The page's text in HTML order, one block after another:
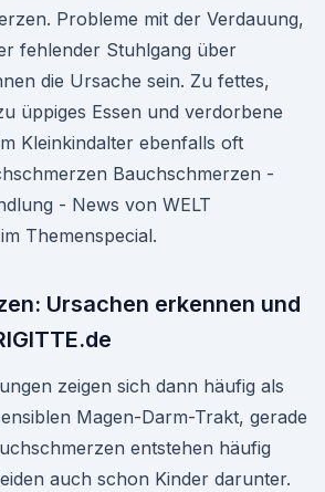
Probleme mit der Verdauung,
fehlender Stuhlgang über
die Ursache sein. Zu fettes,
üppiges Essen und verdorbene
Kleinkindalter ebenfalls oft
Bauchschmerzen -
- News von WELT
Themenspecial.
Ursachen erkennen und
zeigen sich dann häufig als
Magen-Darm-Trakt, gerade
entstehen häufig
auch schon Kinder darunter.